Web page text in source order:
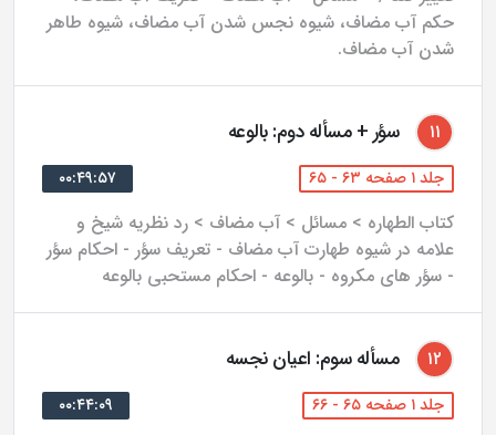
حکم آب مضاف، شیوه نجس شدن آب مضاف، شیوه طاهر
شدن آب مضاف.
۱۱ سؤر + مسأله دوم: بالوعه
جلد ۱ صفحه ۶۳ - ۶۵ ۰۰:۴۹:۵۷
کتاب الطهاره > مسائل > آب مضاف > رد نظریه شیخ و
علامه در شیوه طهارت آب مضاف - تعریف سؤر - احکام سؤر
- سؤر های مکروه - بالوعه - احکام مستحبی بالوعه
۱۲ مسأله سوم: اعیان نجسه
جلد ۱ صفحه ۶۵ - ۶۶ ۰۰:۴۴:۰۹